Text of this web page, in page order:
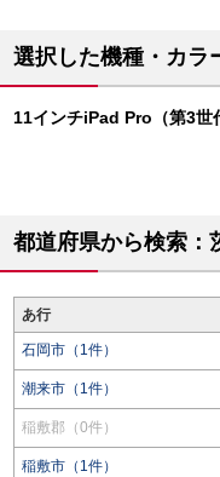
選択した機種・カラ
11インチiPad Pro（第3世
都道府県から検索：
あ行
石岡市（1件）
潮来市（1件）
稲敷郡（0件）
稲敷市（1件）